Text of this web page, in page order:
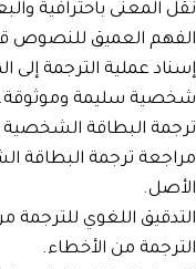
نقل المعنى باحترافية
الفهم العميق للنصوص
إسناد عملية الترجمة
شخصية سليمة وموثوقة.
ترجمة البطاقة الشخصية
مراجعة ترجمة البطاقة
الأصل.
التدقيق اللغوي
الترجمة من الأخطاء.